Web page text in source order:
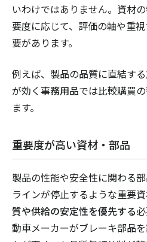
いわけではありません。資材
要度に応じて、評価の軸や重
要があります。
例えば、製品の品質に直結する
が効く 事務用品では比較購買
ます。
重要度が高い資材・部品
製品の性能や安全性に関わる
ラインが停止するような重要
質や供給の安定性を優先する
動車メーカーがブレーキ部品